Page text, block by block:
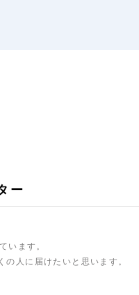
ー
います。
の人に届けたいと思います。